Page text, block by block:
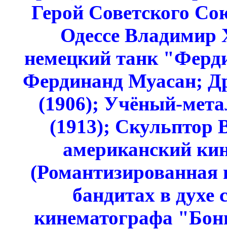
Герой Советского
Одессе Владимир
немецкий танк
Фердинанд Муасан;
(1906); Учёный-
(1913); Скульптор
американский
(Романтизированная
бандитах в духе
кинематографа